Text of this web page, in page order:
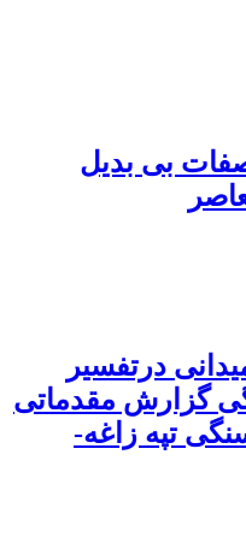
بی بدیل
درتفسیر
گزارش مقدماتی
تپه زاغه-